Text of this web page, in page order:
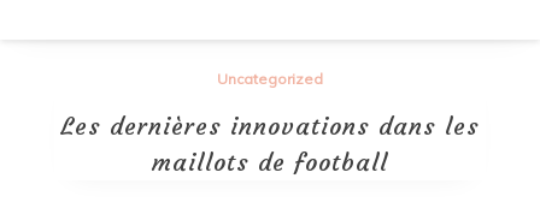
Uncategorized
Les dernières innovations dans les
maillots de football